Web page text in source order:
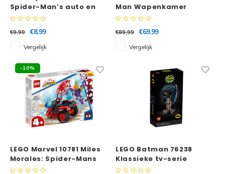
Spider-Man’s auto en
Doc Ock
€9,99
€8,99
Vergelijk
Man Wapenkamer
€89,99
€69,99
Vergelijk
-10%
LEGO Marvel 10781 Miles
Morales: Spider-Mans
tech driewieler
LEGO Batman 76238
Klassieke tv-serie
Batman masker